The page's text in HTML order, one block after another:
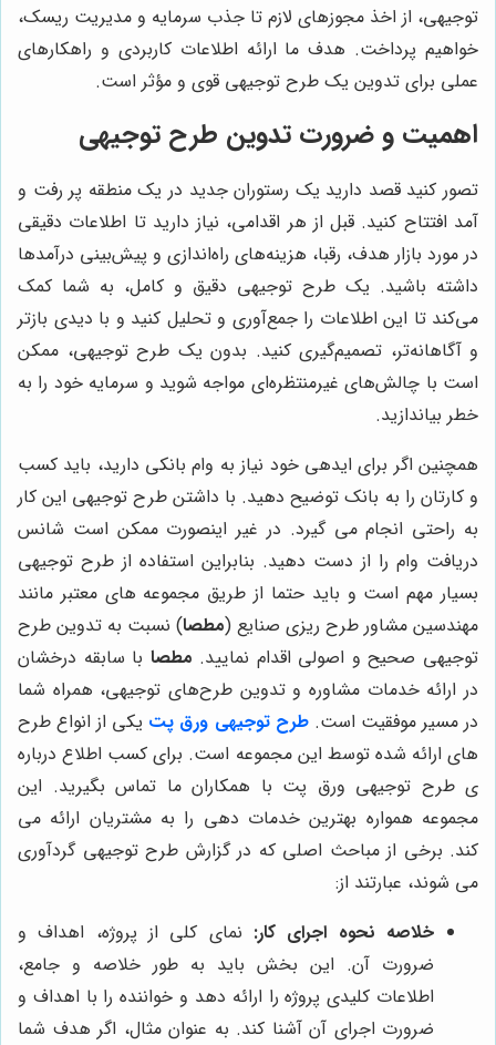
توجیهی، از اخذ مجوزهای لازم تا جذب سرمایه و مدیریت ریسک،
خواهیم پرداخت. هدف ما ارائه اطلاعات کاربردی و راهکارهای
عملی برای تدوین یک طرح توجیهی قوی و مؤثر است.
اهمیت و ضرورت تدوین طرح توجیهی
تصور کنید قصد دارید یک رستوران جدید در یک منطقه پر رفت و
آمد افتتاح کنید. قبل از هر اقدامی، نیاز دارید تا اطلاعات دقیقی
در مورد بازار هدف، رقبا، هزینه‌های راه‌اندازی و پیش‌بینی درآمدها
داشته باشید. یک طرح توجیهی دقیق و کامل، به شما کمک
می‌کند تا این اطلاعات را جمع‌آوری و تحلیل کنید و با دیدی بازتر
و آگاهانه‌تر، تصمیم‌گیری کنید. بدون یک طرح توجیهی، ممکن
است با چالش‌های غیرمنتظره‌ای مواجه شوید و سرمایه خود را به
خطر بیاندازید.
همچنین اگر برای ایدهی خود نیاز به وام بانکی دارید، باید کسب
و کارتان را به بانک توضیح دهید. با داشتن طرح توجیهی این کار
به راحتی انجام می گیرد. در غیر اینصورت ممکن است شانس
دریافت وام را از دست دهید. بنابراین استفاده از طرح توجیهی
بسیار مهم است و باید حتما از طریق مجموعه های معتبر مانند
مهندسین مشاور طرح ریزی صنایع (مطصا) نسبت به تدوین طرح
توجیهی صحیح و اصولی اقدام نمایید. مطصا با سابقه درخشان
در ارائه خدمات مشاوره و تدوین طرح‌های توجیهی، همراه شما
در مسیر موفقیت است.طرح توجیهی ورق پت یکی از انواع طرح
های ارائه شده توسط این مجموعه است. برای کسب اطلاع درباره
ی طرح توجیهی ورق پت با همکاران ما تماس بگیرید. این
مجموعه همواره بهترین خدمات دهی را به مشتریان ارائه می
کند. برخی از مباحث اصلی که در گزارش طرح توجیهی گردآوری
می شوند، عبارتند از:
خلاصه نحوه اجرای کار: نمای کلی از پروژه، اهداف و
ضرورت آن. این بخش باید به طور خلاصه و جامع،
اطلاعات کلیدی پروژه را ارائه دهد و خواننده را با اهداف و
ضرورت اجرای آن آشنا کند. به عنوان مثال، اگر هدف شما